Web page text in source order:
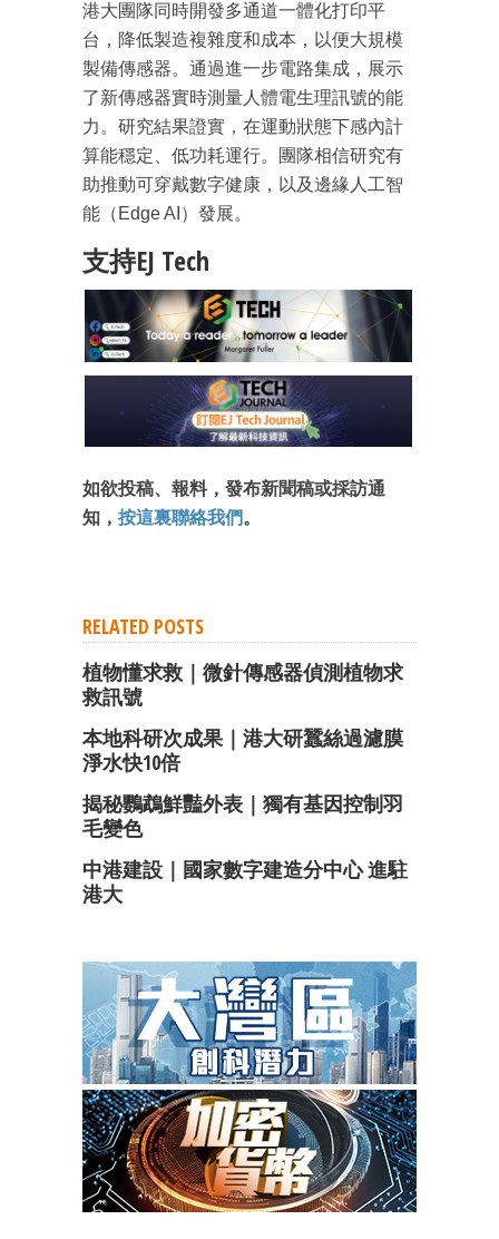
港大團隊同時開發多通道一體化打印平
台，降低製造複雜度和成本，以便大規模
製備傳感器。通過進一步電路集成，展示
了新傳感器實時測量人體電生理訊號的能
力。研究結果證實，在運動狀態下感內計
算能穩定、低功耗運行。團隊相信研究有
助推動可穿戴數字健康，以及邊緣人工智
能（Edge AI）發展。
支持EJ Tech
如欲投稿、報料，發布新聞稿或採訪通
知， 按這裏聯絡我們。
RELATED POSTS
植物懂求救｜微針傳感器偵測植物求
救訊號
本地科研次成果｜港大研蠶絲過濾膜
淨水快10倍
揭秘鸚鵡鮮豔外表｜獨有基因控制羽
毛變色
中港建設｜國家數字建造分中心 進駐
港大